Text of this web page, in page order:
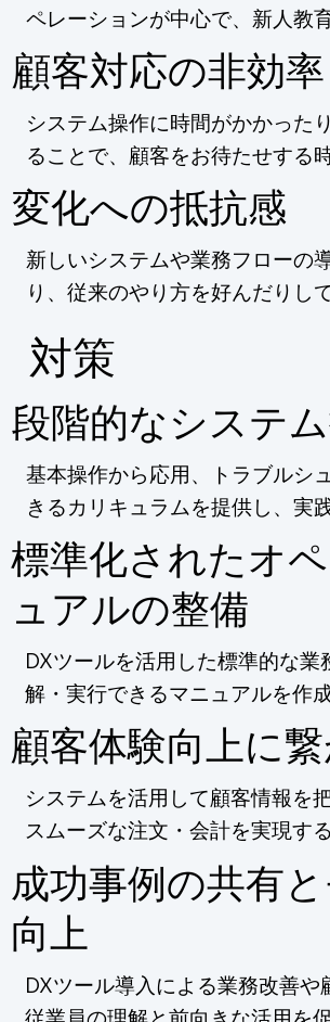
ペレーションが中心で、新人教
顧客対応の非効率
システム操作に時間がかかった
ることで、顧客をお待たせする
変化への抵抗感
新しいシステムや業務フローの
り、従来のやり方を好んだりし
​対策
段階的なシステ
基本操作から応用、トラブルシ
きるカリキュラムを提供し、実
標準化されたオ
ュアルの整備
DXツールを活用した標準的な
解・実行できるマニュアルを作
顧客体験向上に
システムを活用して顧客情報を
スムーズな注文・会計を実現す
成功事例の共有
向上
DXツール導入による業務改善や